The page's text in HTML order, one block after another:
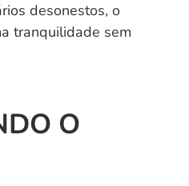
desonestos, o
tranquilidade sem
O